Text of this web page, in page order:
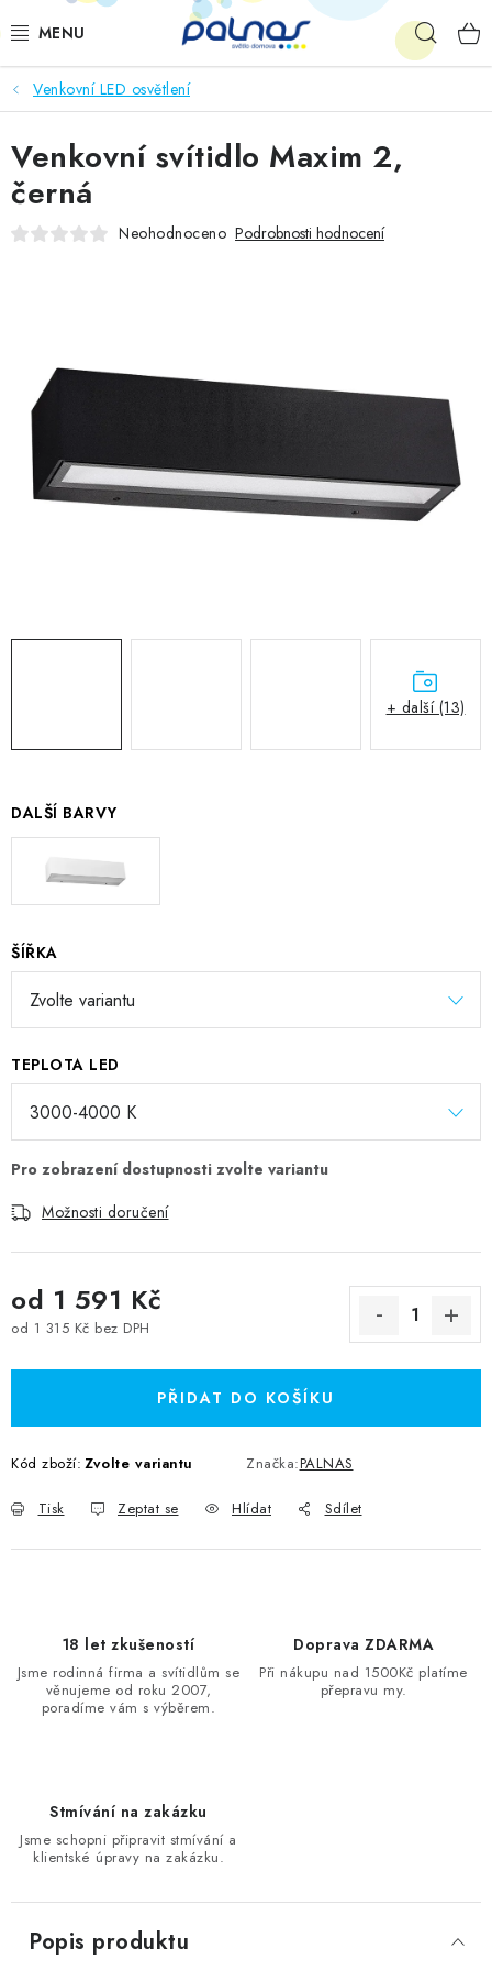
na
OSVĚTLENÍ INTERIÉRU
LED
VENKOVNÍ OSVĚTLENÍ
KE STAŽENÍ
Venkovní LED osvětlení
DALŠÍ BARVY
ŠÍŘKA
TEPLOTA LED
Možnosti doručení
od 1 591 Kč
od 1 315 Kč bez DPH
PŘIDAT DO KOŠÍKU
Kód zboží: Zvolte variantu Značka:PALNAS
Tisk Zeptat se Hlídat Sdílet
Venkovní svítidlo Maxim 2,
černá
Neohodnoceno Podrobnosti hodnocení
+ další (13)
18 let zkušeností
Jsme rodinná firma a svítidlům se
věnujeme od roku 2007,
poradíme vám s výběrem.
Doprava ZDARMA
Při nákupu nad 1500Kč platíme
přepravu my.
Stmívání na zakázku
Jsme schopni připravit stmívání a
klientské úpravy na zakázku.
Popis produktu